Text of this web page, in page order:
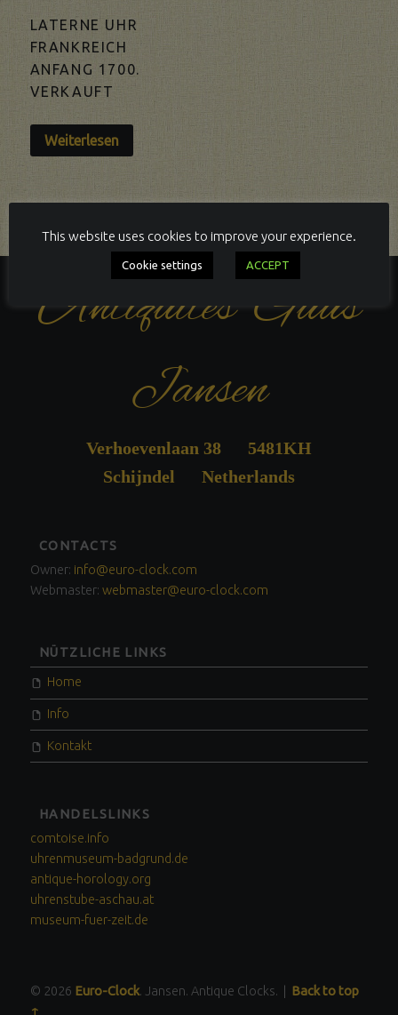
LATERNE UHR
FRANKREICH
ANFANG 1700.
VERKAUFT
Weiterlesen
Antiquités Guus
Jansen
Verhoevenlaan 38 5481KH
Schijndel Netherlands
FOOTER
SIDEBAR
CONTACTS
Owner: info@euro-clock.com
Webmaster: webmaster@euro-clock.com
NÜTZLICHE LINKS
Home
Info
Kontakt
HANDELSLINKS
comtoise.info
uhrenmuseum-badgrund.de
antique-horology.org
uhrenstube-aschau.at
museum-fuer-zeit.de
© 2026 Euro-Clock. Jansen. Antique Clocks.
Back to top
↑
This website uses cookies to improve your experience.
Cookie settings ACCEPT